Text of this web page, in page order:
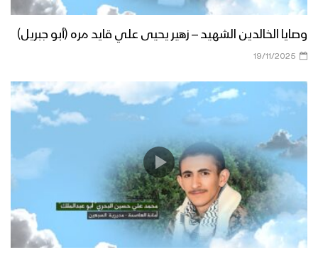
وصايا الخالدين الشهيد – زهير يحيى علي قايد مره (أبو جبريل)
19/11/2025